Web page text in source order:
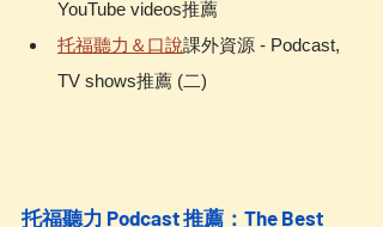
YouTube videos推薦
托福聽力＆口說課外資源 - Podcast,
TV shows推薦 (二)
托福聽力 Podcast 推薦：The Best